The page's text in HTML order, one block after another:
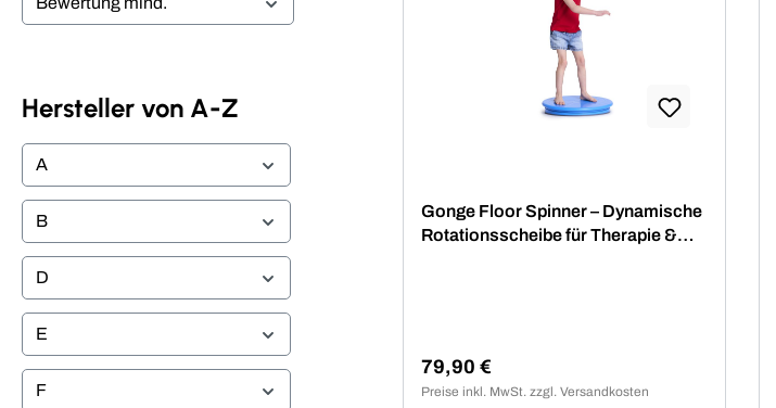
Hersteller von A-Z
A
B
D
E
F
Gonge Floor Spinner – Dynamische
Rotationsscheibe für Therapie &
Regulärer Preis:
79,90 €
Preise inkl. MwSt. zzgl. Versandkosten